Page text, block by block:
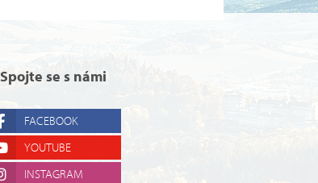
Spojte se s námi
FACEBOOK
YOUTUBE
INSTAGRAM